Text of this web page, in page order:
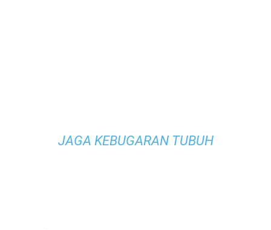
JAGA KEBUGARAN TUBUH